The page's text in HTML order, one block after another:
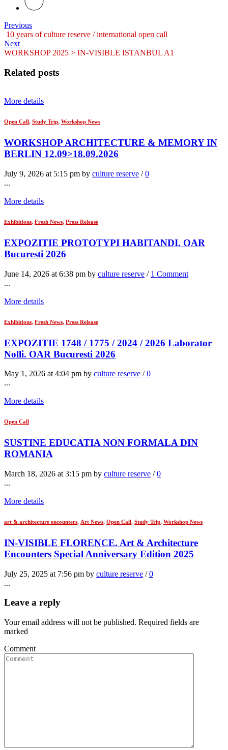
Previous
10 years of culture reserve / international open call
Next
WORKSHOP 2025 > IN-VISIBLE ISTANBUL A1
Related posts
More details
Open Call, Study Trip, Workshop News
WORKSHOP ARCHITECTURE & MEMORY IN
BERLIN 12.09>18.09.2026
July 9, 2026 at 5:15 pm by culture reserve /0
...
More details
Exhibitions, Fresh News, Press Release
EXPOZITIE PROTOTYPI HABITANDI. OAR
Bucuresti 2026
June 14, 2026 at 6:38 pm by culture reserve / 1 Comment
...
More details
Exhibitions, Fresh News, Press Release
EXPOZITIE 1748 / 1775 / 2024 / 2026 Laborator
Nolli. OAR Bucuresti 2026
May 1, 2026 at 4:04 pm by culture reserve /0
...
More details
Open Call
SUSTINE EDUCATIA NON FORMALA DIN
ROMANIA
March 18, 2026 at 3:15 pm by culture reserve /0
...
More details
art & architecture encounters, Art News, Open Call, Study Trip, Workshop News
IN-VISIBLE FLORENCE. Art & Architecture
Encounters Special Anniversary Edition 2025
July 25, 2025 at 7:56 pm by culture reserve /0
...
Leave a reply
Your email address will not be published. Required fields are
marked
Comment